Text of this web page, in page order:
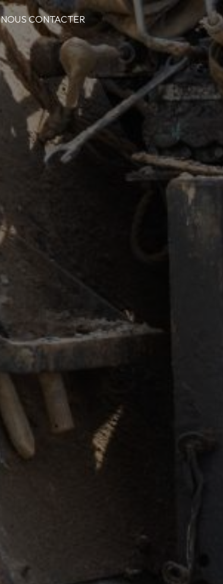
NOUS CONTACTER